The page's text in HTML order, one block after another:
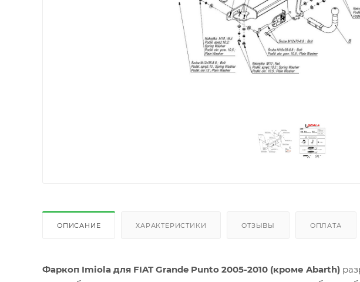
ОПИСАНИЕ ХАРАКТЕРИСТИКИ ОТЗЫВЫ ОПЛАТА
Фаркоп Imiola для FIAT Grande Punto 2005-2010 (кроме Abarth)